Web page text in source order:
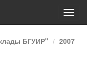
БГУИР"
2007